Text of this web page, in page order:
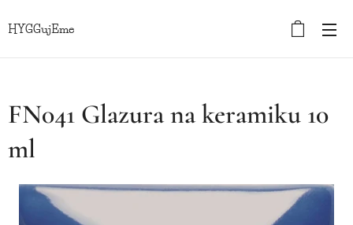
HYGGujEme
FN041 Glazura na keramiku 10
ml